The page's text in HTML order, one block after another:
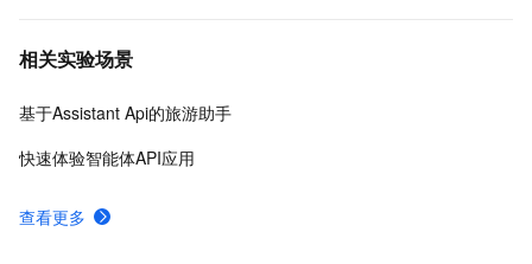
相关实验场景
基于Assistant Api的旅游助手
快速体验智能体API应用
查看更多